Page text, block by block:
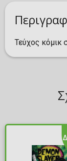
Τεύχος κόμικ